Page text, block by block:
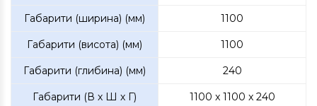
Габарити (ширина) (мм) 1100
Габарити (висота) (мм) 1100
Габарити (глибина) (мм) 240
Габарити (В х Ш х Г) 1100 x 1100 x 240